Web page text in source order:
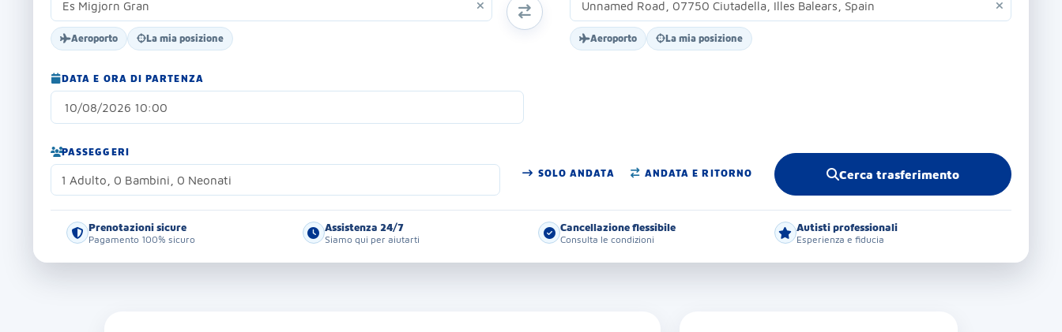
Aeroporto La mia posizione Aeroporto La mia posizione
SCAMBIA ORIGINE E DESTINAZIONE
DATA E ORA DI PARTENZA
PASSEGGERI
1 Adulto, 0 Bambini, 0 Neonati SOLO ANDATA ANDATA E RITORNO Cerca trasferimento
Prenotazioni sicure
Pagamento 100% sicuro
Assistenza 24/7
Siamo qui per aiutarti
Cancellazione flessibile
Consulta le condizioni
Autisti professionali
Esperienza e fiducia